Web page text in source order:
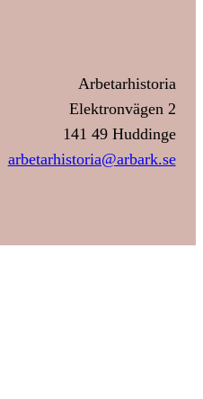
Arbetarhistoria
Elektronvägen 2
141 49 Huddinge
arbetarhistoria@arbark.se